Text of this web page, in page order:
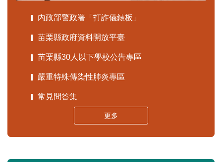
內政部警政署「打詐儀錶板」
苗栗縣政府資料開放平臺
苗栗縣30人以下學校公告專區
嚴重特殊傳染性肺炎專區
常見問答集
更多